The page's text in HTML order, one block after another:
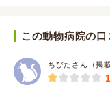
この動物病院の口
ちびたさん（掲